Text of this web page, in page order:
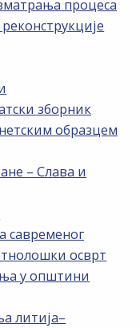
процеса
зборник
образцем
– Слава и
савременог
осврт
у општини
литија–